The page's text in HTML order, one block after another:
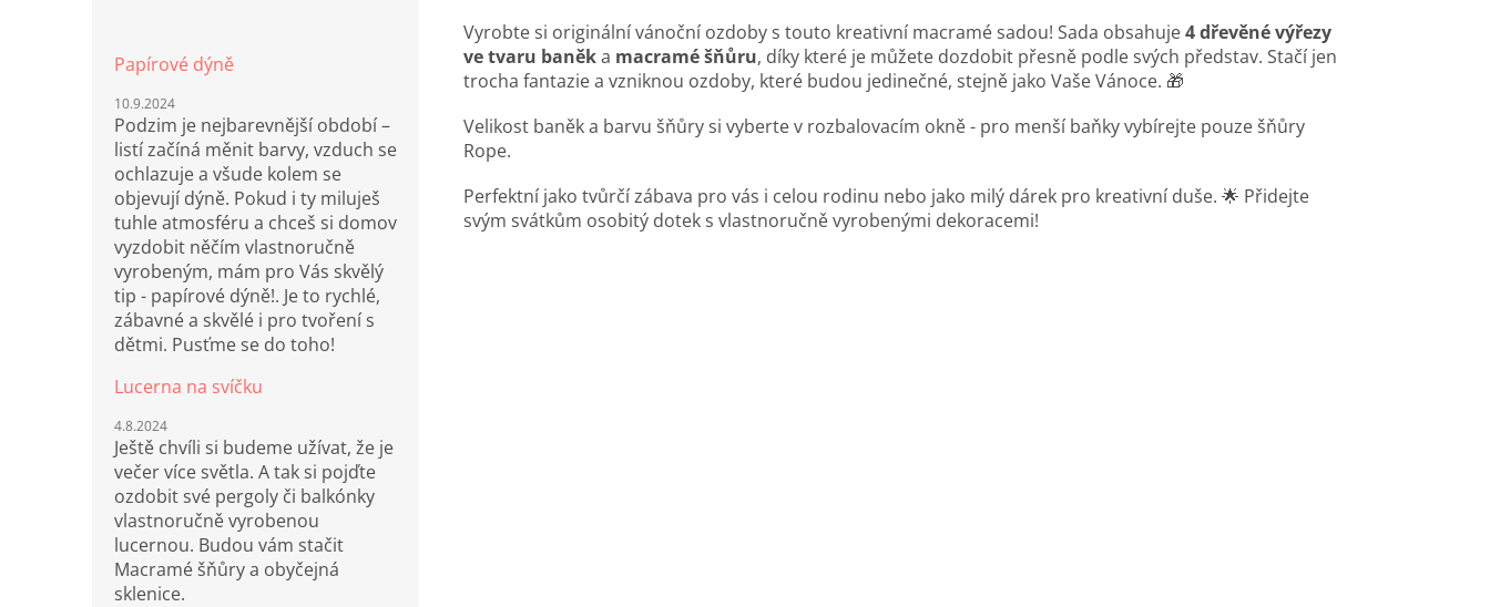
Papírové dýně
10.9.2024
Podzim je nejbarevnější období –
listí začíná měnit barvy, vzduch se
ochlazuje a všude kolem se
objevují dýně. Pokud i ty miluješ
tuhle atmosféru a chceš si domov
vyzdobit něčím vlastnoručně
vyrobeným, mám pro Vás skvělý
tip - papírové dýně!. Je to rychlé,
zábavné a skvělé i pro tvoření s
dětmi. Pusťme se do toho!
Lucerna na svíčku
4.8.2024
Ještě chvíli si budeme užívat, že je
večer více světla. A tak si pojďte
ozdobit své pergoly či balkónky
vlastnoručně vyrobenou
lucernou. Budou vám stačit
Macramé šňůry a obyčejná
sklenice.
Vyrobte si originální vánoční ozdoby s touto kreativní macramé sadou! Sada obsahuje4 dřevěné výřezy
ve tvaru baněka macramé šňůru, díky které je můžete dozdobit přesně podle svých představ. Stačí jen
trocha fantazie a vzniknou ozdoby, které budou jedinečné, stejně jako Vaše Vánoce. 🎁
Velikost baněk a barvu šňůry si vyberte v rozbalovacím okně - pro menší baňky vybírejte pouze šňůry
Rope.
Perfektní jako tvůrčí zábava pro vás i celou rodinu nebo jako milý dárek pro kreativní duše. 🌟 Přidejte
svým svátkům osobitý dotek s vlastnoručně vyrobenými dekoracemi!